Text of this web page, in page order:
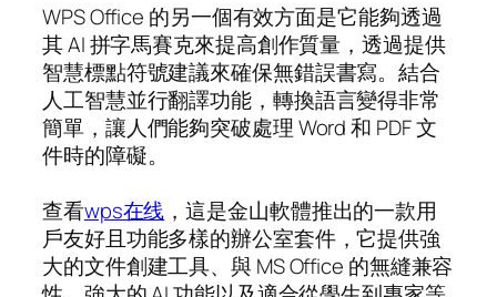
WPS Office 的另一個有效方面是它能夠透過
其 AI 拼字馬賽克來提高創作質量，透過提供
智慧標點符號建議來確保無錯誤書寫。結合
人工智慧並行翻譯功能，轉換語言變得非常
簡單，讓人們能夠突破處理 Word 和 PDF 文
件時的障礙。
查看wps在线 ，這是金山軟體推出的一款用
戶友好且功能多樣的辦公室套件，它提供強
大的文件創建工具、與 MS Office 的無縫兼容